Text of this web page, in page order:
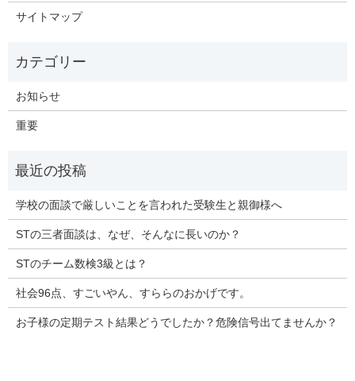
サイトマップ
お知らせ
重要
学校の面談で厳しいことを言われた受験生と親御様へ
STの三者面談は、なぜ、そんなに長いのか？
STのチーム数検3級とは？
社会96点、すごいやん、すららのおかげです。
お子様の定期テスト結果どうでしたか？危険信号出てませんか？